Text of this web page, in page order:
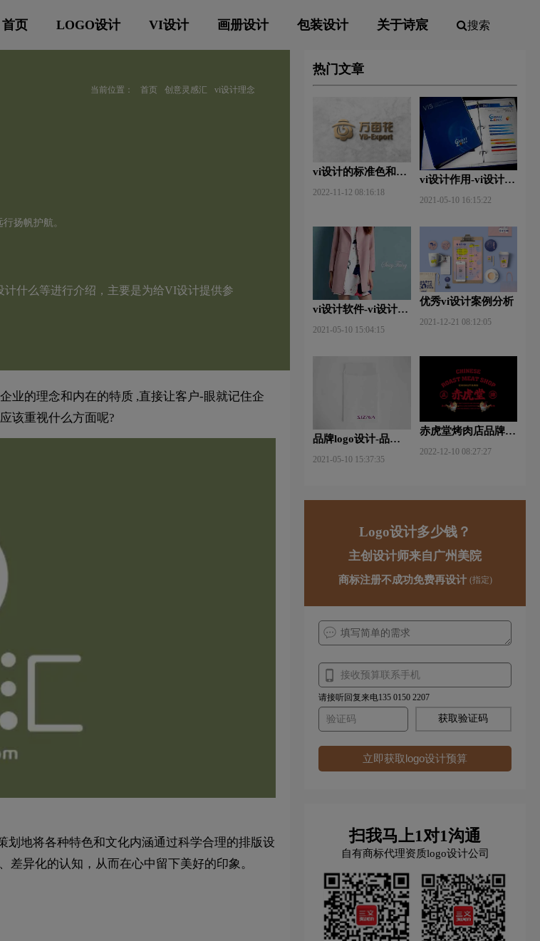
首页 LOGO设计 VI设计 画册设计 包装设计 关于诗宸 搜索
当前位置： 首页 创意灵感汇
vi设计理念
扬帆护航。
什么等进行介绍，主要是为给VI设计提供参
业的理念和内在的特质 ,直接让客户-眼就记住企
该重视什么方面呢?
地将各种特色和文化内涵通过科学合理的排版设
异化的认知，从而在心中留下美好的印象。
热门文章
vi设计的标准色和辅
2022-11-12 08:16:18
vi设计作用-vi设计的
2021-05-10 16:15:22
vi设计软件-vi设计用
2021-05-10 15:04:15
优秀vi设计案例分析
2021-12-21 08:12:05
品牌logo设计-品牌vi
2021-05-10 15:37:35
赤虎堂烤肉店品牌VI
2022-12-10 08:27:27
Logo设计多少钱？
主创设计师来自广州美院
商标注册不成功免费再设计 (指定)
请接听回复来电135 0150 2207
获取验证码
立即获取logo设计预算
扫我马上1对1沟通
自有商标代理资质logo设计公司